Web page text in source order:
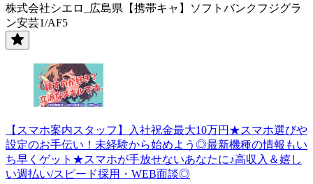
株式会社シエロ_広島県【携帯キャ】ソフトバンクフジグラ
ン安芸1/AF5
【スマホ案内スタッフ】入社祝金最大10万円★スマホ選びや
設定のお手伝い！未経験から始めよう◎最新機種の情報もい
ち早くゲット★スマホが手放せないあなたに♪高収入＆嬉し
い週払い/スピード採用・WEB面談◎